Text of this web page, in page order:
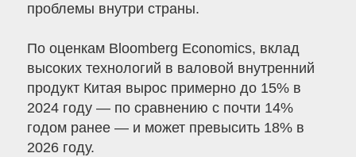
проблемы внутри страны.
По оценкам Bloomberg Economics, вклад
высоких технологий в валовой внутренний
продукт Китая вырос примерно до 15% в
2024 году — по сравнению с почти 14%
годом ранее — и может превысить 18% в
2026 году.